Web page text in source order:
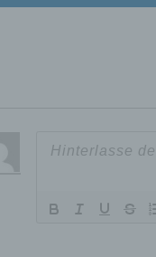
ausgeführte Vorgang